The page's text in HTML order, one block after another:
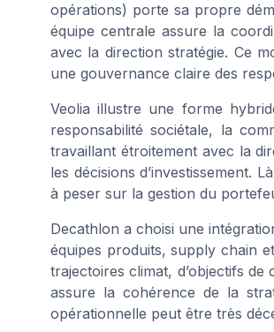
opérations) porte sa propre
équipe centrale assure la
avec la direction stratégie. Ce
une gouvernance claire des
Veolia illustre une forme
responsabilité sociétale, la
travaillant étroitement avec la
les décisions d’investissement.
à peser sur la gestion du
Decathlon a choisi une
équipes produits, supply chain
trajectoires climat, d’objectifs
assure la cohérence de la
opérationnelle peut être très